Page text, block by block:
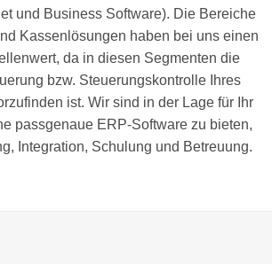
und Business Software). Die Bereiche
Kassenlösungen haben bei uns einen
da in diesen Segmenten die
bzw. Steuerungskontrolle Ihres
ist. Wir sind in der Lage für Ihr
passgenaue ERP-Software zu bieten,
Integration, Schulung und Betreuung.